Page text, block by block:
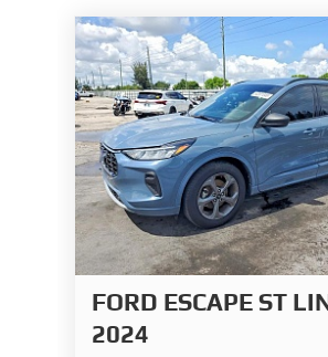
FORD ESCAPE ST
2024